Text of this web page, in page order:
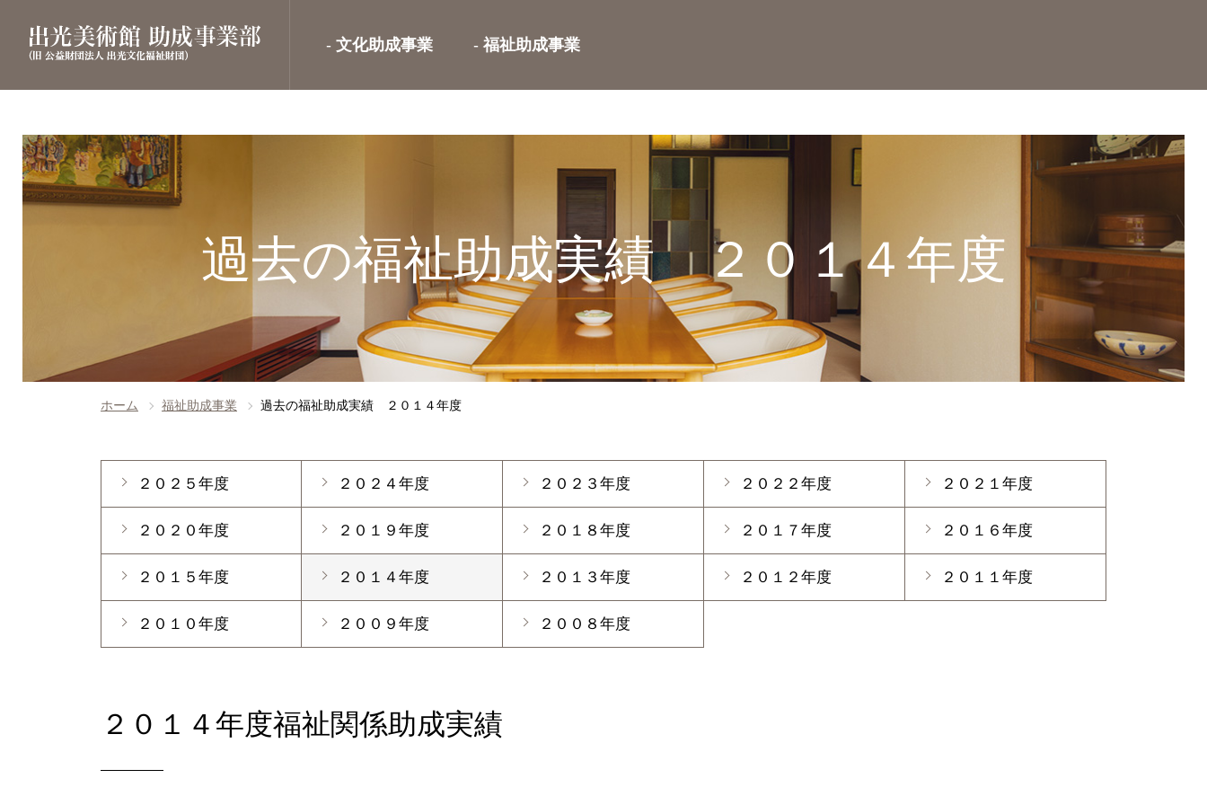
文化助成事業 福祉助成事業
過去の福祉助成実績 ２０１４年度
ホーム 福祉助成事業 過去の福祉助成実績 ２０１４年度
２０２５年度 ２０２４年度 ２０２３年度 ２０２２年度 ２０２１年度
２０２０年度 ２０１９年度 ２０１８年度 ２０１７年度 ２０１６年度
２０１５年度 ２０１４年度 ２０１３年度 ２０１２年度 ２０１１年度
２０１０年度 ２００９年度 ２００８年度
２０１４年度福祉関係助成実績